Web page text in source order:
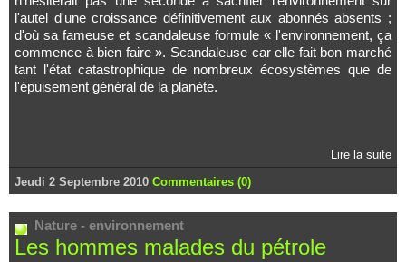
l'autel d'une croissance définitivement aux abonnés absents ;
d'où sa fameuse et scandaleuse formule «l'environnement, ça
commence à bien faire». Scandaleuse car elle fait bon marché
tant l'état catastrophique de nombreux écosystèmes que de
l'épuisement général de la planète.
Lire la suite
Jeudi 2 Septembre 2010 Commentaires (0)
Nature - environnement
Les hommes malades du pétrole